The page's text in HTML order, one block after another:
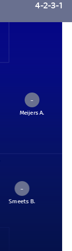
4-2-3-1
–
Meijers A.
–
Smeets B.